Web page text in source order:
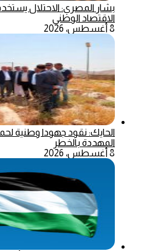
بشار المصري: الاحتلال
الاقتصاد الوطني
8 أغسطس، 2026
الحايك: نقود جهودا وطنية
المهددة بالخطر
8 أغسطس، 2026